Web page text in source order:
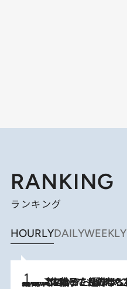
RANKING
ランキング
HOURLYDAILYWEEKLY
2026.8.5
【阿川佐和子さんの年とる力】なぜ70代で始めた趣味は“こんなに楽しい”のか？ ピアノ、俳句…スランプに陥っても続けられる“ある秘訣”とは